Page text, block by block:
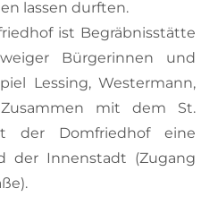
lassen durften.
ist Begräbnisstätte
Bürgerinnen und
Lessing, Westermann,
mit dem St.
der Domfriedhof eine
der Innenstadt (Zugang